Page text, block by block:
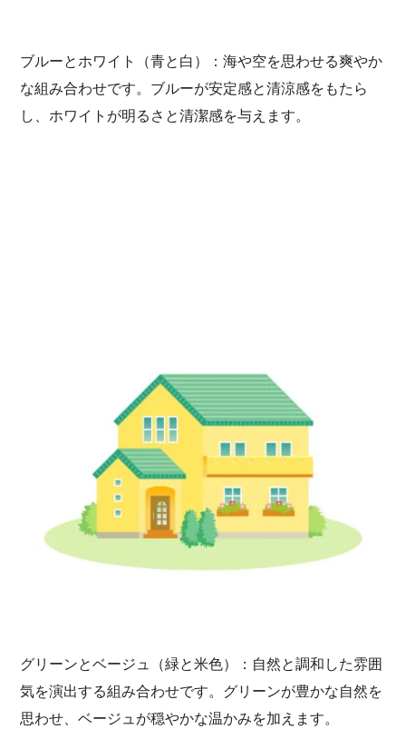
ブルーとホワイト（青と白）：海や空を思わせる爽やか
な組み合わせです。ブルーが安定感と清涼感をもたら
し、ホワイトが明るさと清潔感を与えます。
グリーンとベージュ（緑と米色）：自然と調和した雰囲
気を演出する組み合わせです。グリーンが豊かな自然を
思わせ、ベージュが穏やかな温かみを加えます。